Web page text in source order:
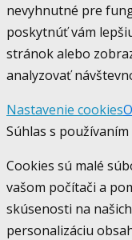
nevyhnutné pre
poskytnúť vám
stránok alebo
analyzovať
Nastavenie cookies
Súhlas s
Cookies sú malé
vašom počítači a
skúsenosti na
personalizáciu